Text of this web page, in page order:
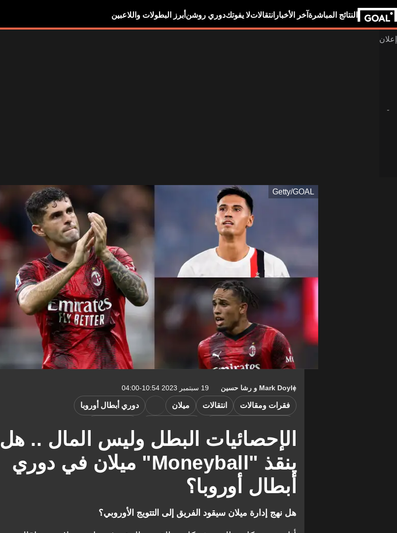
النتائج المباشرة آخر الأخبار انتقالاتلا يفوتكدوري روشن أبرز البطولات واللاعبين
Getty/GOAL
Mark Doyle و رشا حسين 19 سبتمبر 2023 10:54-04:00
الإحصائيات البطل وليس المال .. هل
ينقذ "Moneyball" ميلان في دوري
أبطال أوروبا؟
فقرات ومقالات انتقالات ميلان دوري أبطال أوروبا
هل نهج إدارة ميلان سيقود الفريق إلى التتويج الأوروبي؟